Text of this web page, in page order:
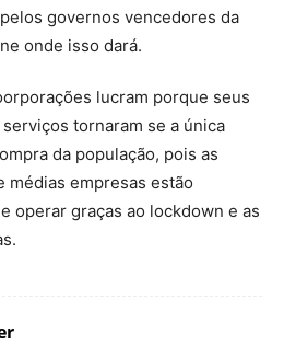
governos vencedores da
onde isso dará.
lucram porque seus
tornaram se a única
da população, pois as
médias empresas estão
operar graças ao lockdown e as